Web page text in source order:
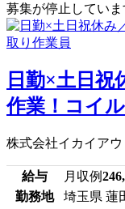
募集が停止していま
日勤×土日
作業！コイ
株式会社イカイア
給与 月収例
勤務地
埼玉県 蓮